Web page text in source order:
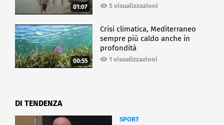
01:07 5 visualizzazioni
00:55
Crisi climatica, Mediterraneo
sempre più caldo anche in
profondità
1 visualizzazioni
DI TENDENZA
SPORT